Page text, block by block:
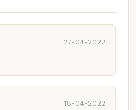
27-04-2022
18-04-2022